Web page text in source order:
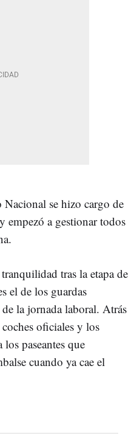
se hizo cargo de
empezó a gestionar todos
tras la etapa de
el de los guardas
de la jornada laboral. Atrás
oficiales y los
paseantes que
cuando ya cae el